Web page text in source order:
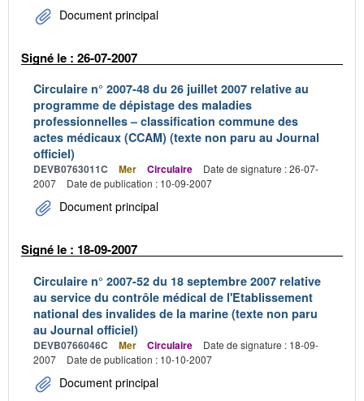
Document principal
Signé le : 26-07-2007
Circulaire n° 2007-48 du 26 juillet 2007 relative au
programme de dépistage des maladies
professionnelles – classification commune des
actes médicaux (CCAM) (texte non paru au Journal
officiel)
DEVB0763011C Mer Circulaire
Date de signature : 26-07-
2007
Date de publication : 10-09-2007
Document principal
Signé le : 18-09-2007
Circulaire n° 2007-52 du 18 septembre 2007 relative
au service du contrôle médical de l'Etablissement
national des invalides de la marine (texte non paru
au Journal officiel)
DEVB0766046C Mer Circulaire
Date de signature : 18-09-
2007
Date de publication : 10-10-2007
Document principal